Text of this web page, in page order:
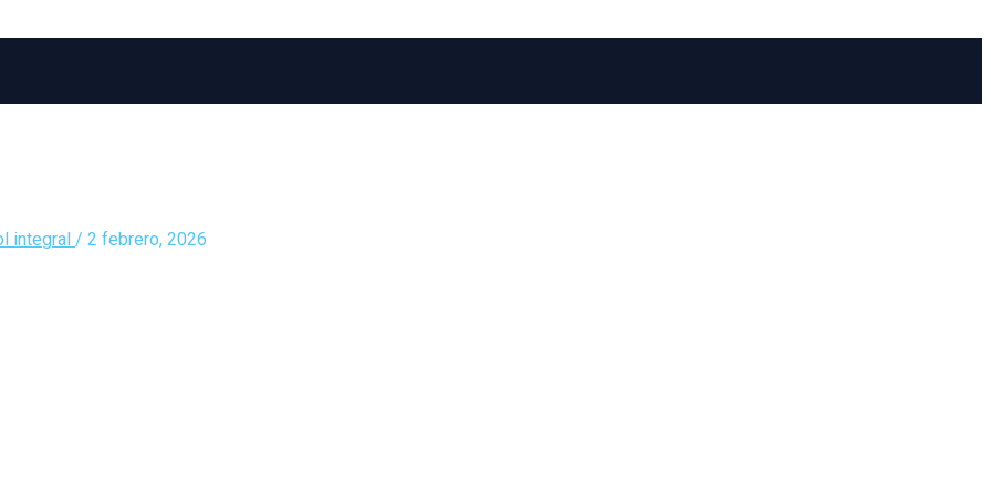
integral / 2 febrero, 2026